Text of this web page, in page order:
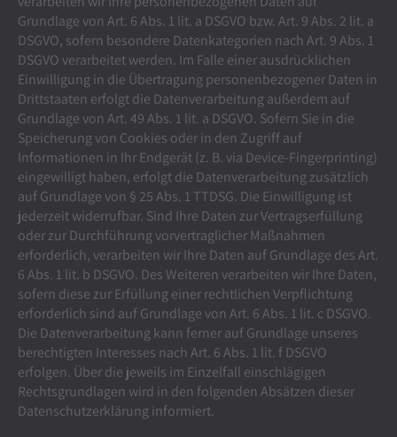
Grundlage von Art. 6 Abs. 1 lit. a DSGVO bzw. Art. 9 Abs. 2 lit. a
DSGVO, sofern besondere Datenkategorien nach Art. 9 Abs. 1
DSGVO verarbeitet werden. Im Falle einer ausdrücklichen
Einwilligung in die Übertragung personenbezogener Daten in
Drittstaaten erfolgt die Datenverarbeitung außerdem auf
Grundlage von Art. 49 Abs. 1 lit. a DSGVO. Sofern Sie in die
Speicherung von Cookies oder in den Zugriff auf
Informationen in Ihr Endgerät (z. B. via Device-Fingerprinting)
eingewilligt haben, erfolgt die Datenverarbeitung zusätzlich
auf Grundlage von § 25 Abs. 1 TTDSG. Die Einwilligung ist
jederzeit widerrufbar. Sind Ihre Daten zur Vertragserfüllung
oder zur Durchführung vorvertraglicher Maßnahmen
erforderlich, verarbeiten wir Ihre Daten auf Grundlage des Art.
6 Abs. 1 lit. b DSGVO. Des Weiteren verarbeiten wir Ihre Daten,
sofern diese zur Erfüllung einer rechtlichen Verpflichtung
erforderlich sind auf Grundlage von Art. 6 Abs. 1 lit. c DSGVO.
Die Datenverarbeitung kann ferner auf Grundlage unseres
berechtigten Interesses nach Art. 6 Abs. 1 lit. f DSGVO
erfolgen. Über die jeweils im Einzelfall einschlägigen
Rechtsgrundlagen wird in den folgenden Absätzen dieser
Datenschutzerklärung informiert.